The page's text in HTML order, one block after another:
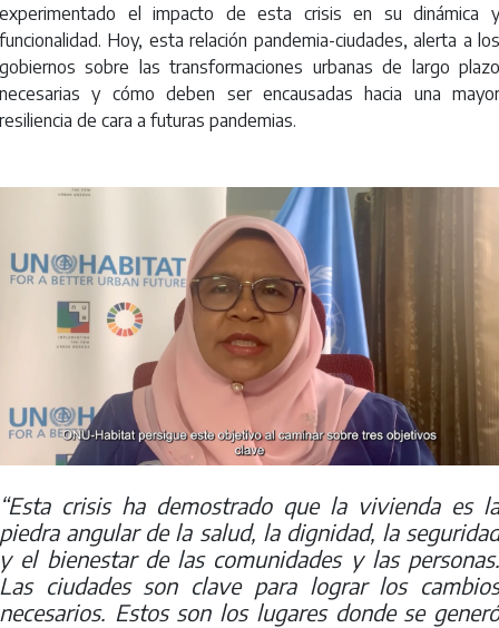
experimentado el impacto de esta crisis en su dinámica y
funcionalidad. Hoy, esta relación pandemia-ciudades, alerta a los
gobiernos sobre las transformaciones urbanas de largo plazo
necesarias y cómo deben ser encausadas hacia una mayor
resiliencia de cara a futuras pandemias.
“Esta crisis ha demostrado que la vivienda es la
piedra angular de la salud, la dignidad, la seguridad
y el bienestar de las comunidades y las personas.
Las ciudades son clave para lograr los cambios
necesarios. Estos son los lugares donde se generó